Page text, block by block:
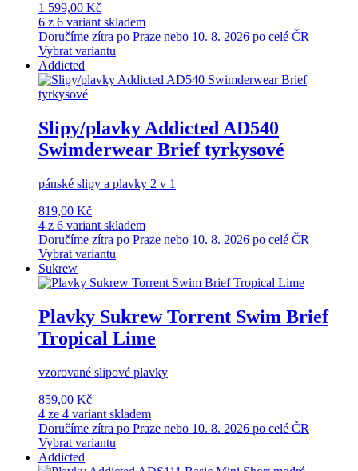
1 599,00 Kč
6 z 6 variant skladem
Doručíme zítra po Praze nebo 10. 8. 2026 po celé ČR
Vybrat variantu
Addicted
Slipy/plavky Addicted AD540
Swimderwear Brief tyrkysové
pánské slipy a plavky 2 v 1
819,00 Kč
4 z 6 variant skladem
Doručíme zítra po Praze nebo 10. 8. 2026 po celé ČR
Vybrat variantu
Sukrew
Plavky Sukrew Torrent Swim Brief
Tropical Lime
vzorované slipové plavky
859,00 Kč
4 ze 4 variant skladem
Doručíme zítra po Praze nebo 10. 8. 2026 po celé ČR
Vybrat variantu
Addicted